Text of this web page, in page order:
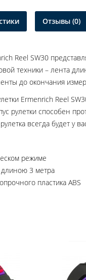
Отзывы (0)
Reel SW30
техники – лента
до окончания
Ermenrich Reel
рулетки способен
всегда будет у
режиме
длиною 3 метра
пластика ABS